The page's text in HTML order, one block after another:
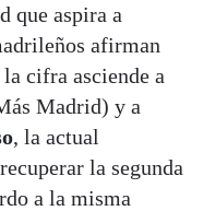
que aspira a
afirman
cifra asciende a
Madrid) y a
, la actual
la segunda
a la misma